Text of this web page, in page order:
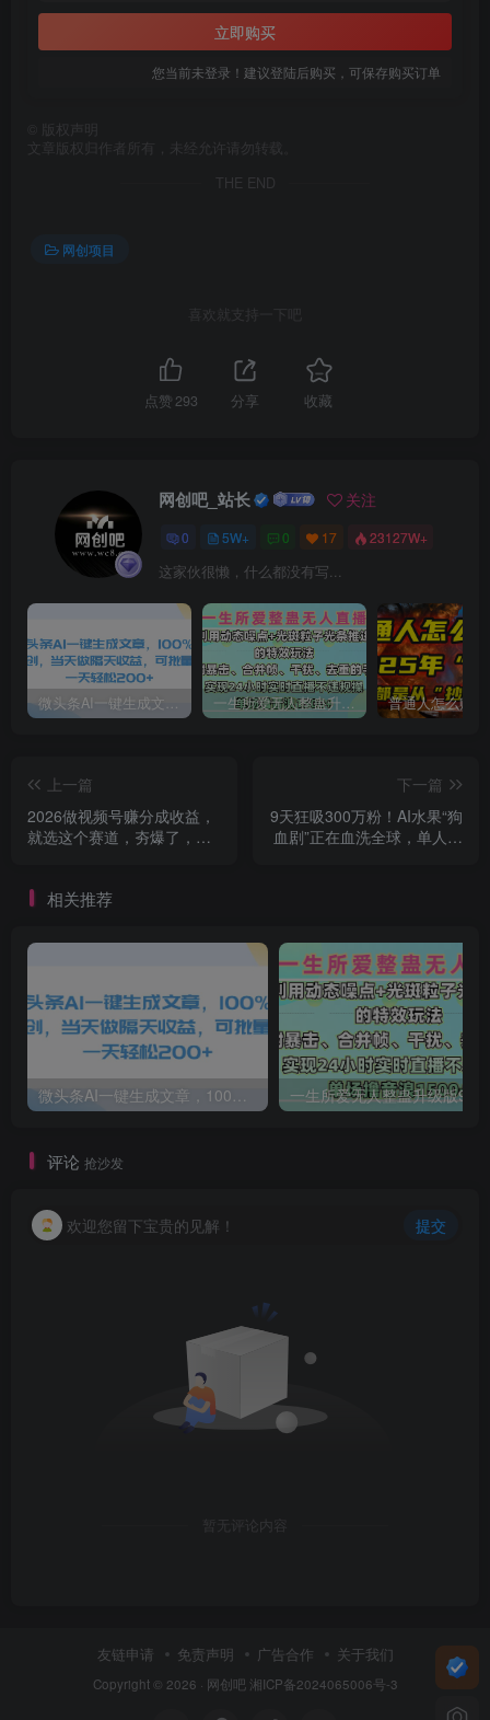
立即购买
您当前未登录！建议登陆后购买，可保存购买订单
版权声明
文章版权归作者所有，未经允许请勿转载。
THE END
网创项目
喜欢就支持一下吧
点赞293 分享 收藏
网创吧_站长 关注
0 5W+ 0 17 23127W+
这家伙很懒，什么都没有写...
一生所爱无人整蛊升级版9.0，利用动态噪点+光斑粒子光条推进的特效玩法，内附暴击、合并帧、干扰、去重的手法，实现24小时实时直播不违规操，单场日入1500+，小白也能无脑驾驭
上一篇
2026做视频号赚分成收益，
就选这个赛道，夯爆了，轻
下一篇
9天狂吸300万粉！AI水果“狗
血剧”正在血洗全球，单人单
相关推荐
评论 抢沙发
欢迎您留下宝贵的见解！ 提交
暂无评论内容
友链申请 免责声明 广告合作 关于我们
Copyright © 2026 · 网创吧 湘ICP备2024065006号-3